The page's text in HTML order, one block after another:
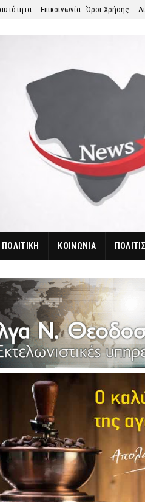
Επικοινωνία - Όροι Χρήσης
ΠΟΛΙΤΙΚΗ ΚΟΙΝΩΝΙΑ